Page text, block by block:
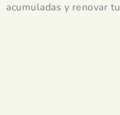
acumuladas y renovar